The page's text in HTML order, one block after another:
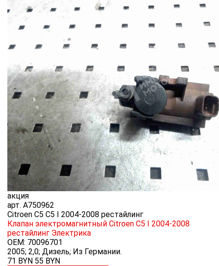
акция
арт. A750962
Citroen C5 C5 I 2004-2008 рестайлинг
Клапан электромагнитный Citroen C5 I 2004-2008
рестайлинг Электрика
OEM: 70096701
2005; 2,0; Дизель; Из Германии.
71 BYN 55 BYN